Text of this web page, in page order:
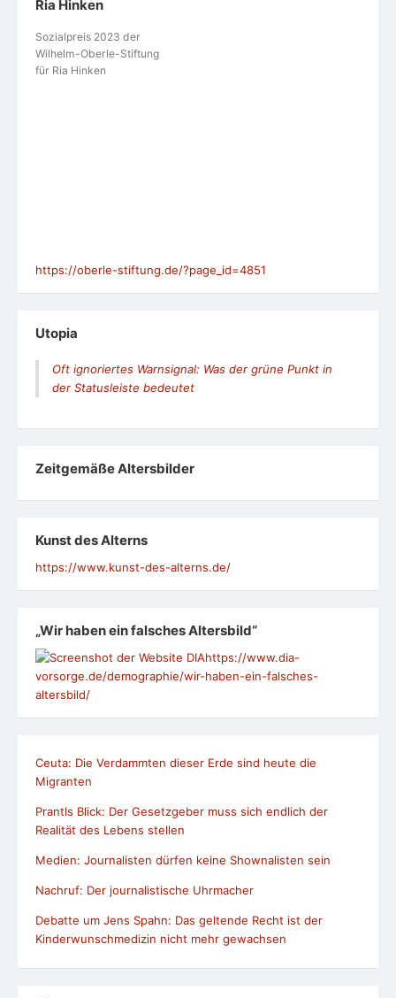
Ria Hinken
Sozialpreis 2023 der
Wilhelm-Oberle-Stiftung
für Ria Hinken
https://oberle-stiftung.de/?page_id=4851
Utopia
Oft ignoriertes Warnsignal: Was der grüne Punkt in
der Statusleiste bedeutet
Zeit­ge­mäße Alters­bil­der
Kunst des Alterns
https://www.kunst-des-alterns.de/
„Wir haben ein falsches Altersbild“
https://www.dia-
vorsorge.de/demographie/wir-haben-ein-falsches-
altersbild/
Ceuta: Die Verdammten dieser Erde sind heute die
Migranten
Prantls Blick: Der Gesetzgeber muss sich endlich der
Realität des Lebens stellen
Medien: Journalisten dürfen keine Shownalisten sein
Nachruf: Der journalistische Uhrmacher
Debatte um Jens Spahn: Das geltende Recht ist der
Kinderwunschmedizin nicht mehr gewachsen